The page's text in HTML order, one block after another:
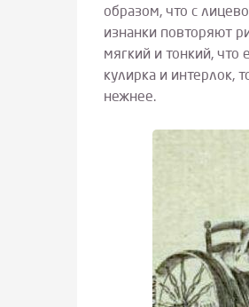
образом, что с
изнанки повторяют
мягкий и тонкий, что
кулирка и интерлок,
нежнее.